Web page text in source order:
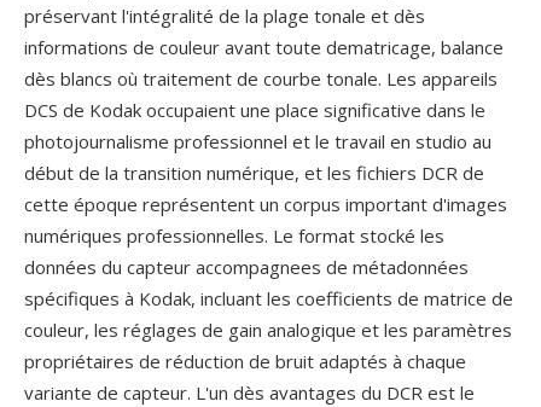
préservant l'intégralité de la plage tonale et dès
informations de couleur avant toute dematricage, balance
dès blancs où traitement de courbe tonale. Les appareils
DCS de Kodak occupaient une place significative dans le
photojournalisme professionnel et le travail en studio au
début de la transition numérique, et les fichiers DCR de
cette époque représentent un corpus important d'images
numériques professionnelles. Le format stocké les
données du capteur accompagnees de métadonnées
spécifiques à Kodak, incluant les coefficients de matrice de
couleur, les réglages de gain analogique et les paramètres
propriétaires de réduction de bruit adaptés à chaque
variante de capteur. L'un dès avantages du DCR est le